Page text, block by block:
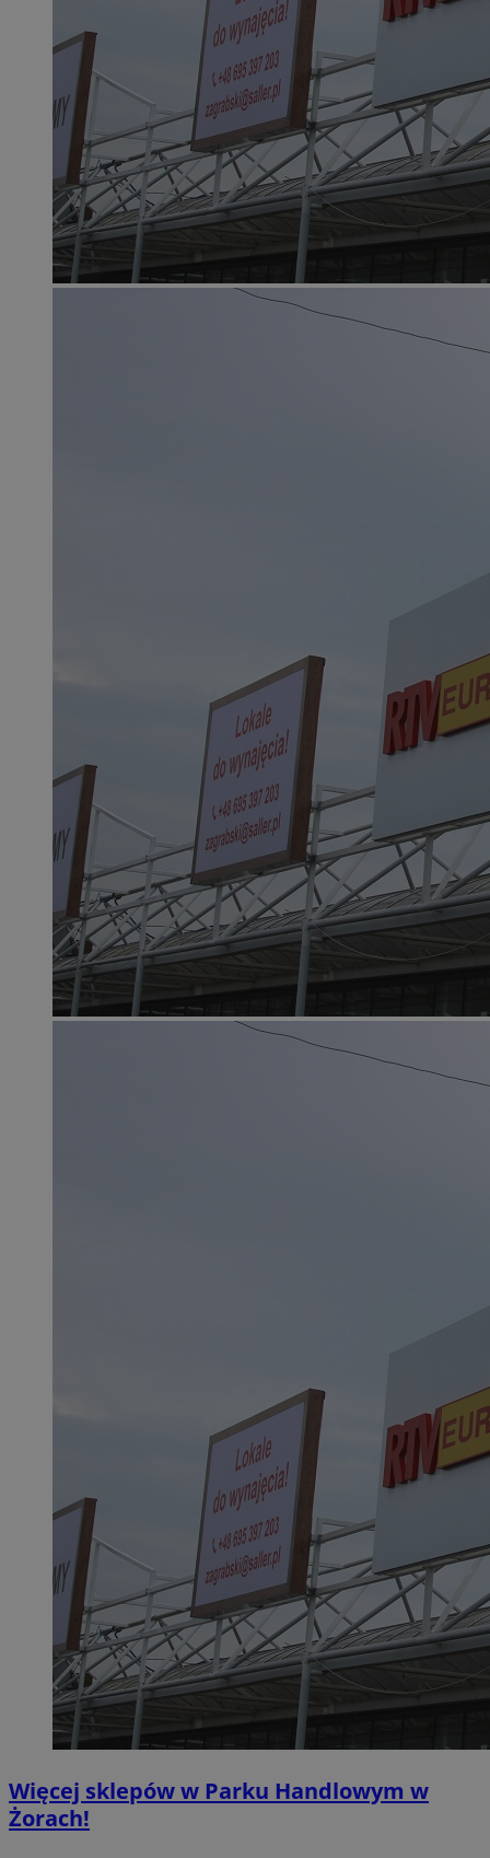
Więcej sklepów w Parku Handlowym w
Żorach!